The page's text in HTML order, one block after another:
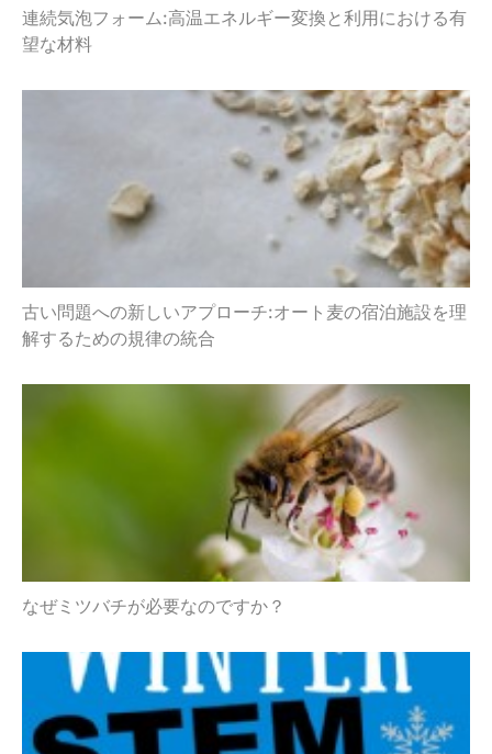
連続気泡フォーム:高温エネルギー変換と利用における有
望な材料
古い問題への新しいアプローチ:オート麦の宿泊施設を理
解するための規律の統合
なぜミツバチが必要なのですか？